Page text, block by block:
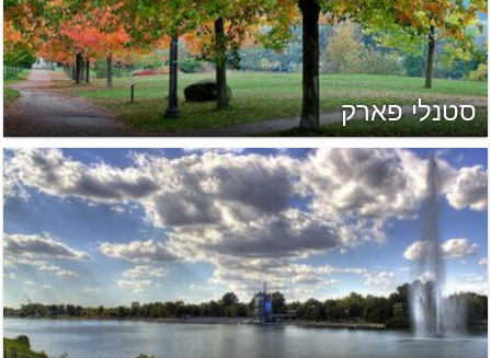
סטנלי פארק